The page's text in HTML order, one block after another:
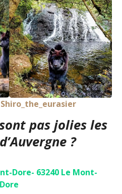
Shiro_the_eurasier
pas jolies les
?
Dore- 63240 Le Mont-
Dore